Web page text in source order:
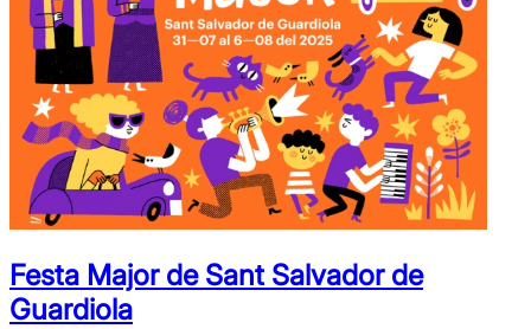
Festa Major de Sant Salvador de
Guardiola